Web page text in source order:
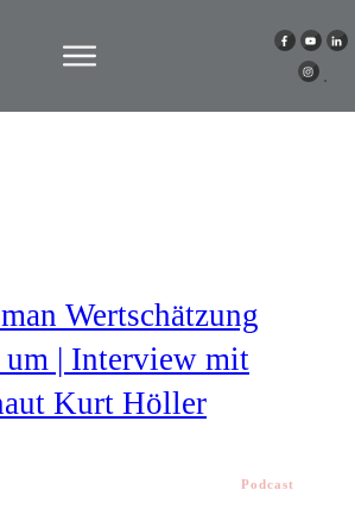
Wertschätzung
um | Interview mit
Kurt Höller
Podcast